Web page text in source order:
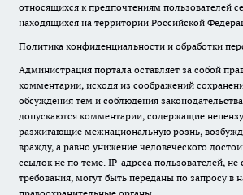
относящихся к предпочтениям пользователей
находящихся на территории Российской
Политика конфиденциальности и обработки
Администрация портала оставляет за собой
комментарии, исходя из соображений
обсуждения тем и соблюдения
допускаются комментарии, содержащие
разжигающие межнациональную рознь,
вражду, а равно унижение человеческого
ссылок не по теме. IP-адреса пользователей,
требования, могут быть переданы по запросу в